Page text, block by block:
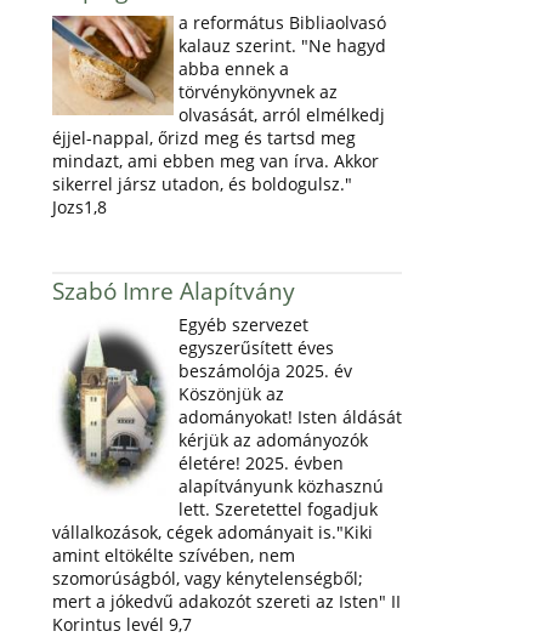
a református Bibliaolvasó
kalauz szerint. "Ne hagyd
abba ennek a
törvénykönyvnek az
olvasását, arról elmélkedj
éjjel-nappal, őrizd meg és tartsd meg
mindazt, ami ebben meg van írva. Akkor
sikerrel jársz utadon, és boldogulsz."
Jozs1,8
Szabó Imre Alapítvány
Egyéb szervezet
egyszerűsített éves
beszámolója 2025. év
Köszönjük az
adományokat! Isten áldását
kérjük az adományozók
életére! 2025. évben
alapítványunk közhasznú
lett. Szeretettel fogadjuk
vállalkozások, cégek adományait is."Kiki
amint eltökélte szívében, nem
szomorúságból, vagy kénytelenségből;
mert a jókedvű adakozót szereti az Isten" II
Korintus levél 9,7